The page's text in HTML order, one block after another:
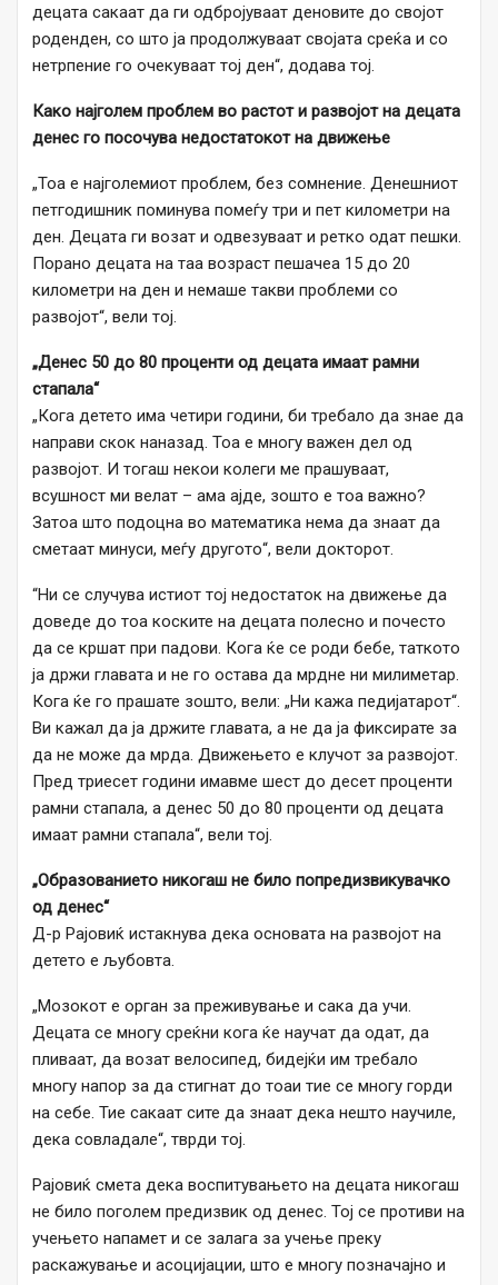
децата сакаат да ги одбројуваат деновите до својот
роденден, со што ја продолжуваат својата среќа и со
нетрпение го очекуваат тој ден“, додава тој.
Како најголем проблем во растот и развојот на децата
денес го посочува недостатокот на движење
„Тоа е најголемиот проблем, без сомнение. Денешниот
петгодишник поминува помеѓу три и пет километри на
ден. Децата ги возат и одвезуваат и ретко одат пешки.
Порано децата на таа возраст пешачеа 15 до 20
километри на ден и немаше такви проблеми со
развојот“, вели тој.
„Денес 50 до 80 проценти од децата имаат рамни
стапала“
„Кога детето има четири години, би требало да знае да
направи скок наназад. Тоа е многу важен дел од
развојот. И тогаш некои колеги ме прашуваат,
всушност ми велат – ама ајде, зошто е тоа важно?
Затоа што подоцна во математика нема да знаат да
сметаат минуси, меѓу другото“, вели докторот.
“Ни се случува истиот тој недостаток на движење да
доведе до тоа коските на децата полесно и почесто
да се кршат при падови. Кога ќе се роди бебе, таткото
ја држи главата и не го остава да мрдне ни милиметар.
Кога ќе го прашате зошто, вели: „Ни кажа педијатарот“.
Ви кажал да ја држите главата, а не да ја фиксирате за
да не може да мрда. Движењето е клучот за развојот.
Пред триесет години имавме шест до десет проценти
рамни стапала, а денес 50 до 80 проценти од децата
имаат рамни стапала“, вели тој.
„Образованието никогаш не било попредизвикувачко
од денес“
Д-р Рајовиќ истакнува дека основата на развојот на
детето е љубовта.
„Мозокот е орган за преживување и сака да учи.
Децата се многу среќни кога ќе научат да одат, да
пливаат, да возат велосипед, бидејќи им требало
многу напор за да стигнат до тоаи тие се многу горди
на себе. Тие сакаат сите да знаат дека нешто научиле,
дека совладале“, тврди тој.
Рајовиќ смета дека воспитувањето на децата никогаш
не било поголем предизвик од денес. Тој се противи на
учењето напамет и се залага за учење преку
раскажување и асоцијации, што е многу позначајно и